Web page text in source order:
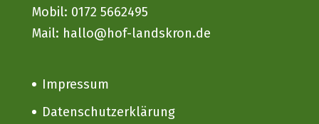
Mobil: 0172 5662495
Mail: hallo@hof-landskron.de
Impres­sum
Daten­schutz­er­klä­rung